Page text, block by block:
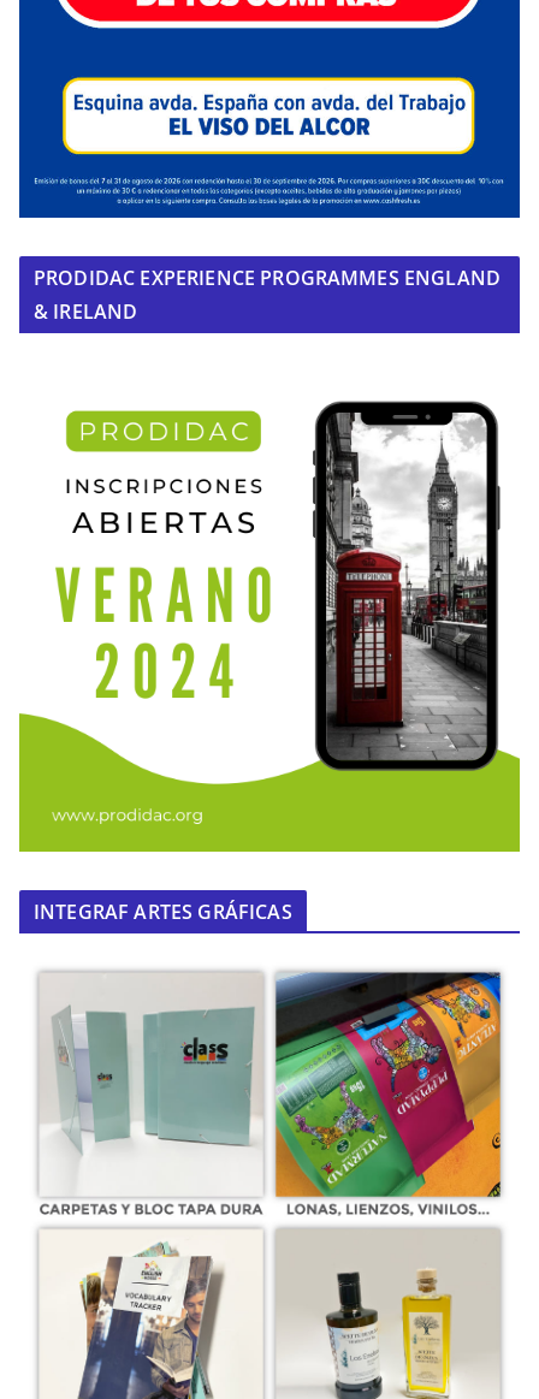
PRODIDAC EXPERIENCE PROGRAMMES ENGLAND
& IRELAND
INTEGRAF ARTES GRÁFICAS